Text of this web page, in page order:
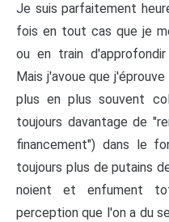
Je suis parfaitement
fois en tout cas que je
ou en train
Mais j'avoue que
plus en plus souvent
toujours davantage de
financement") dans le
toujours plus de putains
noient et enfument
perception que l'on a du